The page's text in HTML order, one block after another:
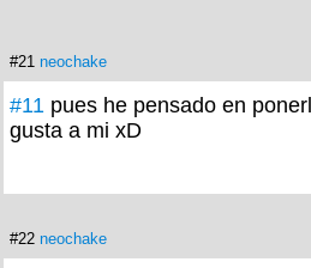
#21 neochake
#11 pues he pensado en
gusta a mi xD
#22 neochake